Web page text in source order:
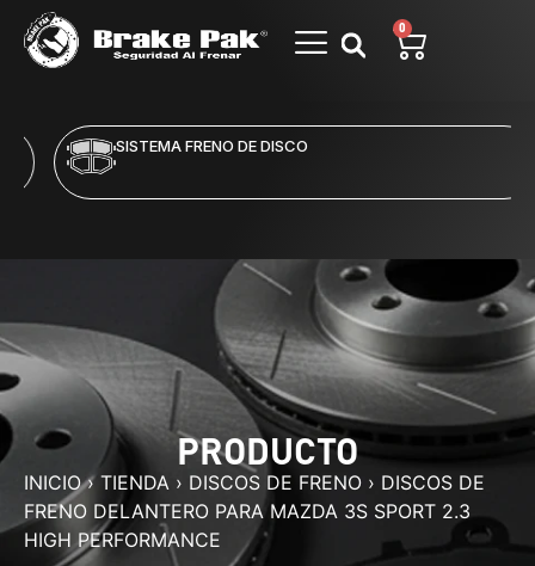
0
SISTEMA FRENO DE DISCO
PRODUCTO
INICIO› TIENDA › DISCOS DE FRENO › DISCOS DE
FRENO DELANTERO PARA MAZDA 3S SPORT 2.3
HIGH PERFORMANCE